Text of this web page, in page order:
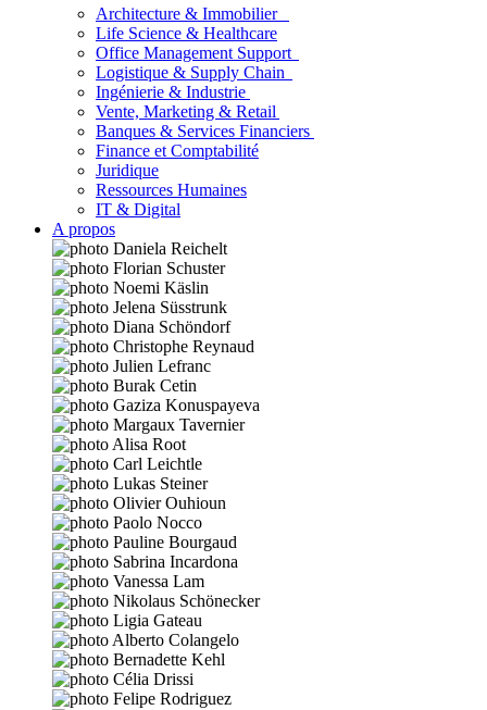
Architecture & Immobilier
Life Science & Healthcare
Office Management Support
Logistique & Supply Chain
Ingénierie & Industrie
Vente, Marketing & Retail
Banques & Services Financiers
Finance et Comptabilité
Juridique
Ressources Humaines
IT & Digital
A propos